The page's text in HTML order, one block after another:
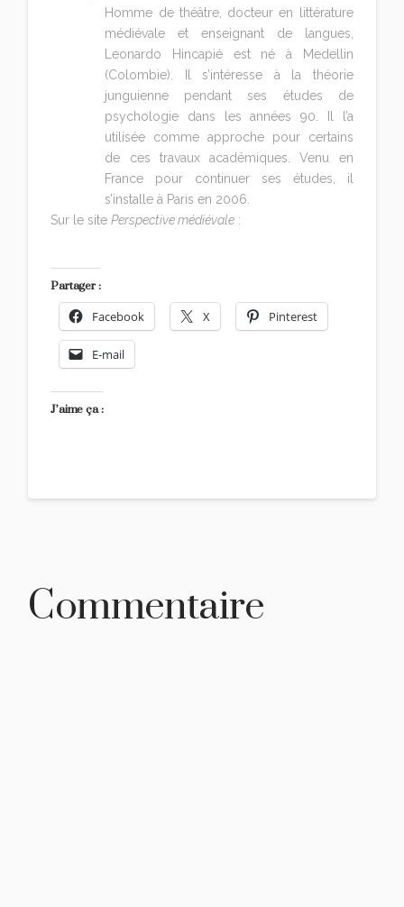
Homme de théâtre, docteur en littérature
médiévale et enseignant de langues,
Leonardo Hincapié est né à Medellin
(Colombie). Il s’intéresse à la théorie
junguienne pendant ses études de
psychologie dans les années 90. Il l’a
utilisée comme approche pour certains
de ces travaux académiques. Venu en
France pour continuer ses études, il
s’installe à Paris en 2006.
Sur le sitePerspective médiévale :
Partager :
Facebook X Pinterest
E-mail
J’aime ça :
Commentaire